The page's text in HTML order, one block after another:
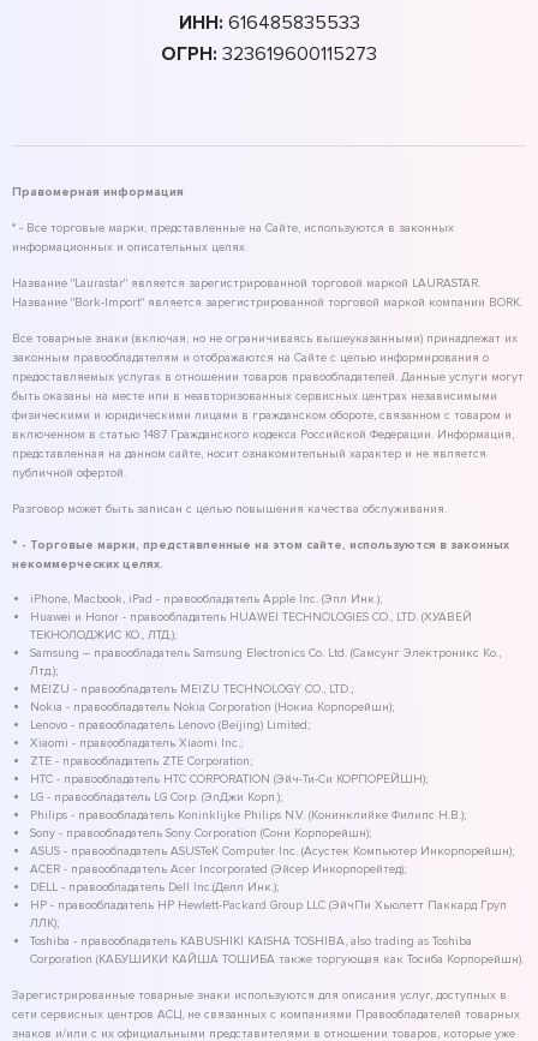
ИНН: 616485835533
ОГРН: 323619600115273
Правомерная информация
* - Все торговые марки, представленные на Сайте, используются в законных
информационных и описательных целях.
Название "Laurastar" является зарегистрированной торговой маркой LAURASTAR.
Название "Bork-Import" является зарегистрированной торговой маркой компании BORK.
Все товарные знаки (включая, но не ограничиваясь вышеуказанными) принадлежат их
законным правообладателям и отображаются на Сайте с целью информирования о
предоставляемых услугах в отношении товаров правообладателей. Данные услуги могут
быть оказаны на месте или в неавторизованных сервисных центрах независимыми
физическими и юридическими лицами в гражданском обороте, связанном с товаром и
включенном в статью 1487 Гражданского кодекса Российской Федерации. Информация,
представленная на данном сайте, носит ознакомительный характер и не является
публичной офертой.
Разговор может быть записан с целью повышения качества обслуживания.
* - Торговые марки, представленные на этом сайте, используются в законных
некоммерческих целях.
iPhone, Macbook, iPad - правообладатель Apple Inc. (Эпл Инк.);
Huawei и Honor - правообладатель HUAWEI TECHNOLOGIES CO., LTD. (ХУАВЕЙ
ТЕКНОЛОДЖИС КО., ЛТД.);
Samsung – правообладатель Samsung Electronics Co. Ltd. (Самсунг Электроникс Ко.,
Лтд.);
MEIZU - правообладатель MEIZU TECHNOLOGY CO., LTD.;
Nokia - правообладатель Nokia Corporation (Нокиа Корпорейшн);
Lenovo - правообладатель Lenovo (Beijing) Limited;
Xiaomi - правообладатель Xiaomi Inc.;
ZTE - правообладатель ZTE Corporation;
HTC - правообладатель HTC CORPORATION (Эйч-Ти-Си КОРПОРЕЙШН);
LG - правообладатель LG Corp. (ЭлДжи Корп.);
Philips - правообладатель Koninklijke Philips N.V. (Конинклийке Филипс Н.В.);
Sony - правообладатель Sony Corporation (Сони Корпорейшн);
ASUS - правообладатель ASUSTeK Computer Inc. (Асустек Компьютер Инкорпорейшн);
ACER - правообладатель Acer Incorporated (Эйсер Инкорпорейтед);
DELL - правообладатель Dell Inc.(Делл Инк.);
HP - правообладатель HP Hewlett-Packard Group LLC (ЭйчПи Хьюлетт Паккард Груп
ЛЛК);
Toshiba - правообладатель KABUSHIKI KAISHA TOSHIBA, also trading as Toshiba
Corporation (КАБУШИКИ КАЙША ТОШИБА также торгующая как Тосиба Корпорейшн).
Зарегистрированные товарные знаки используются для описания услуг, доступных в
сети сервисных центров АСЦ, не связанных с компаниями Правообладателей товарных
знаков и/или с их официальными представителями в отношении товаров, которые уже